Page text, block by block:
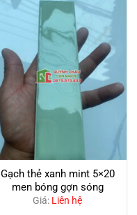
Gạch thẻ xanh mint 5×20
men bóng gợn sóng
Giá: Liên hệ